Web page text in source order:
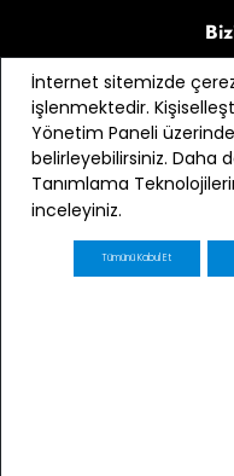
İnternet sitemizde
işlenmektedir.
Yönetim Paneli
belirleyebilirsiniz. Daha
Tanımlama
inceleyiniz.
Tümünü Kabul Et